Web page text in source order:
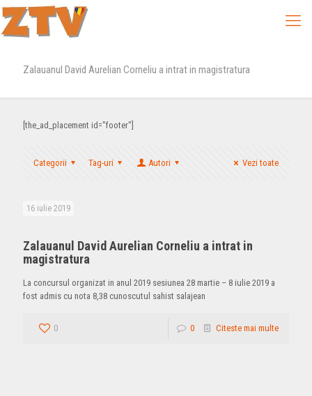
Zalauanul David Aurelian Corneliu a intrat in magistratura
[the_ad_placement id="footer"]
Categorii Tag-uri Autori Vezi toate
16 iulie 2019
Zalauanul David Aurelian Corneliu a intrat in
magistratura
La concursul organizat in anul 2019 sesiunea 28 martie – 8 iulie 2019 a
fost admis cu nota 8,38 cunoscutul sahist salajean
0 0 Citeste mai multe